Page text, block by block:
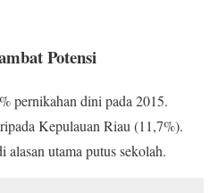
Potensi
pernikahan dini pada 2015.
Kepulauan Riau (11,7%).
utama putus sekolah.